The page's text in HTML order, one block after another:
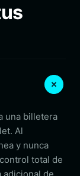
una billetera
Al
y nunca
total de